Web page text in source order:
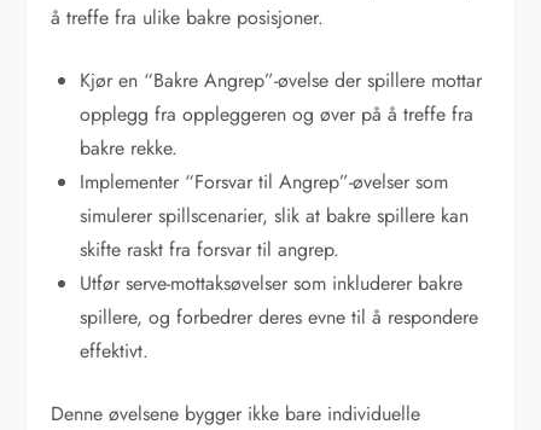
å treffe fra ulike bakre posisjoner.
Kjør en “Bakre Angrep”-øvelse der spillere mottar
opplegg fra oppleggeren og øver på å treffe fra
bakre rekke.
Implementer “Forsvar til Angrep”-øvelser som
simulerer spillscenarier, slik at bakre spillere kan
skifte raskt fra forsvar til angrep.
Utfør serve-mottaksøvelser som inkluderer bakre
spillere, og forbedrer deres evne til å respondere
effektivt.
Denne øvelsene bygger ikke bare individuelle